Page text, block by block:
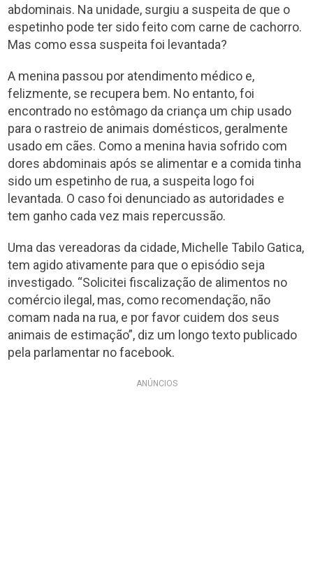
abdominais. Na unidade, surgiu a suspeita de que o
espetinho pode ter sido feito com carne de cachorro.
Mas como essa suspeita foi levantada?
A menina passou por atendimento médico e,
felizmente, se recupera bem. No entanto, foi
encontrado no estômago da criança um chip usado
para o rastreio de animais domésticos, geralmente
usado em cães. Como a menina havia sofrido com
dores abdominais após se alimentar e a comida tinha
sido um espetinho de rua, a suspeita logo foi
levantada. O caso foi denunciado as autoridades e
tem ganho cada vez mais repercussão.
Uma das vereadoras da cidade, Michelle Tabilo Gatica,
tem agido ativamente para que o episódio seja
investigado. “Solicitei fiscalização de alimentos no
comércio ilegal, mas, como recomendação, não
comam nada na rua, e por favor cuidem dos seus
animais de estimação”, diz um longo texto publicado
pela parlamentar no facebook.
ANÚNCIOS